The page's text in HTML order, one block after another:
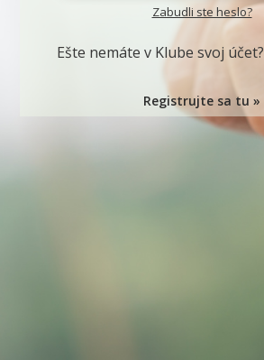
Zabudli ste heslo?
Ešte nemáte v Klube svoj účet?
Registrujte sa tu »